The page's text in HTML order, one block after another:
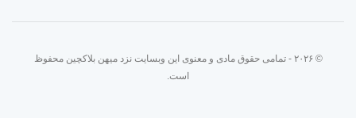
© ۲۰۲۶ - تمامی حقوق مادی و معنوی این وبسایت نزد میهن بلاکچین محفوظ
است.